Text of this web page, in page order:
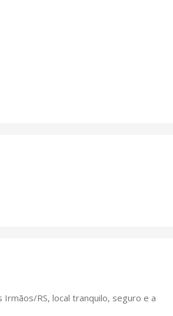
RS, local tranquilo, seguro e a